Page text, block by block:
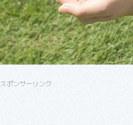
スポンサーリンク